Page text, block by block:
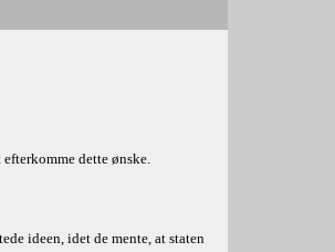
dette ønske.
ideen, idet de mente, at staten